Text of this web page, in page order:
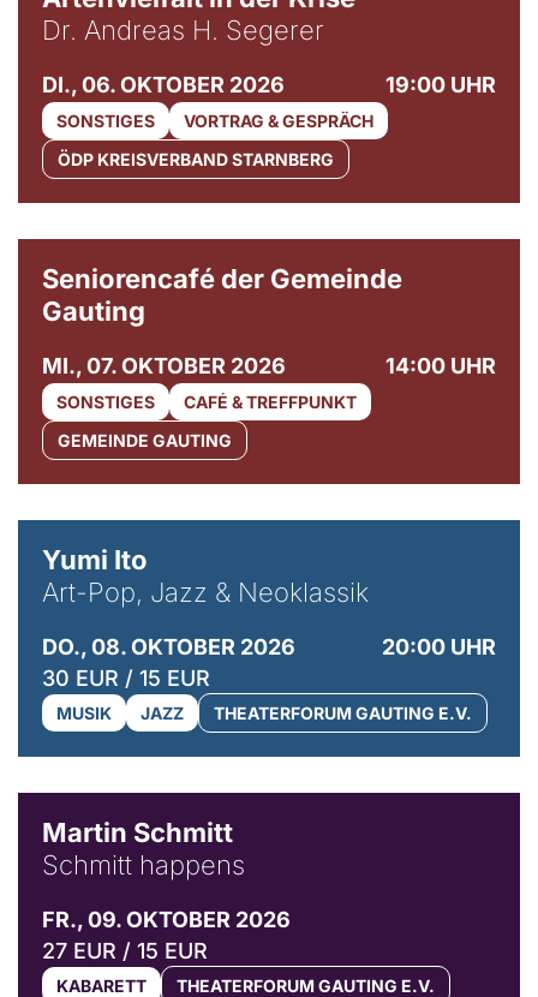
Dr. Andreas H. Segerer
DI., 06. OKTOBER 2026 19:00 UHR
SONSTIGES
VORTRAG & GESPRÄCH
ÖDP KREISVERBAND STARNBERG
Seniorencafé der Gemeinde
Gauting
MI., 07. OKTOBER 2026 14:00 UHR
SONSTIGES
CAFÉ & TREFFPUNKT
GEMEINDE GAUTING
Yumi Ito
Art-Pop, Jazz & Neoklassik
DO., 08. OKTOBER 2026
20:00 UHR
30 EUR / 15 EUR
MUSIK JAZZ THEATERFORUM GAUTING E.V.
Martin Schmitt
Schmitt happens
FR., 09. OKTOBER 2026
27 EUR / 15 EUR
KABARETT THEATERFORUM GAUTING E.V.